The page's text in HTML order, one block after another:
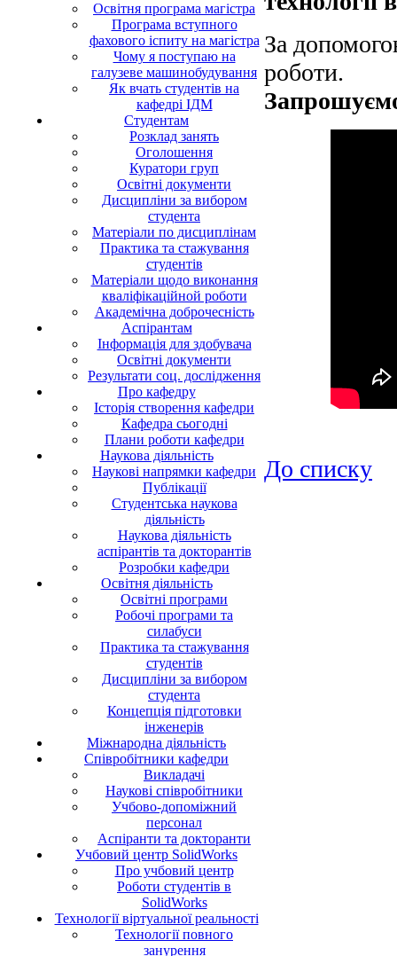
Освітня програма магістра
Програма вступного
фахового іспиту на магістра
Чому я поступаю на
галузеве машинобудування
Як вчать студентів на
кафедрі ІДМ
Студентам
Розклад занять
Оголошення
Куратори груп
Освітні документи
Дисципліни за вибором
студента
Матеріали по дисциплінам
Практика та стажування
студентів
Матеріали щодо виконання
кваліфікаційной роботи
Академічна доброчесність
Аспірантам
Інформація для здобувача
Освітні документи
Результати соц. дослідження
Про кафедру
Історія створення кафедри
Кафедра сьогодні
Плани роботи кафедри
Наукова діяльність
Наукові напрямки кафедри
Публікації
Студентська наукова
діяльність
Наукова діяльність
аспірантів та докторантів
Розробки кафедри
Освітня діяльність
Освітні програми
Робочі програми та
силабуси
Практика та стажування
студентів
Дисципліни за вибором
студента
Концепція підготовки
інженерів
Міжнародна діяльність
Співробітники кафедри
Викладачі
Наукові співробітники
Учбово-допоміжний
персонал
Аспіранти та докторанти
Учбовий центр SolidWorks
Про учбовий центр
Роботи студентів в
SolidWorks
Технології віртуальної реальності
Технології повного
занурення
За
роботи.
До списку